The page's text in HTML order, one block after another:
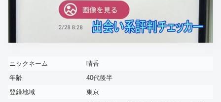
ニックネーム
晴香
年齢
40代後半
登録地域
東京